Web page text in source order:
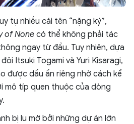
tụ nhiều cái tên “nặng ký”,
of None có thể không phải tác
ngay từ đầu. Tuy nhiên, dựa
Itsuki Togami và Yuri Kisaragi,
được dấu ấn riêng nhờ cách kể
mô típ quen thuộc của dòng
bị lu mờ bởi những dự án lớn